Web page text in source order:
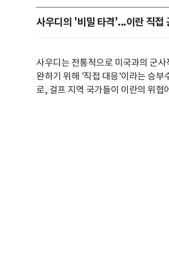
사우디의 '비밀 타격'...이란 직접
사우디는 전통적으로 미국과의 군
완하기 위해 '직접 대응'이라는 승부
로, 걸프 지역 국가들이 이란의 위협